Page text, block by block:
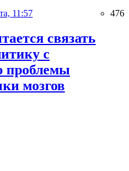
11:57 476
связать
с
проблемы
мозгов